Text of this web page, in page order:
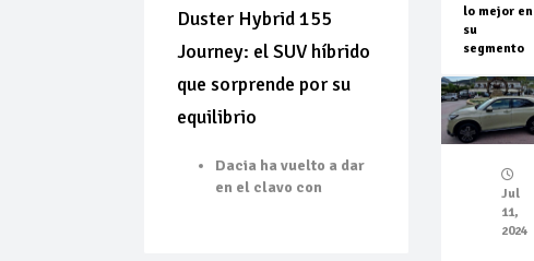
Duster Hybrid 155
Journey: el SUV híbrido
que sorprende por su
equilibrio
Dacia ha vuelto a dar
en el clavo con
lo mejor en
su
segmento
Jul
11,
2024